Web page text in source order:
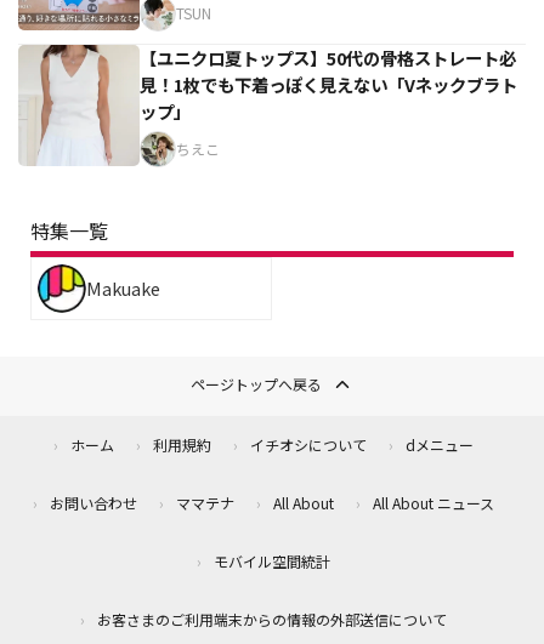
TSUN
【ユニクロ夏トップス】50代の骨格ストレート必
見！1枚でも下着っぽく見えない「Vネックブラト
ップ」
ちえこ
特集一覧
Makuake
ページトップへ戻る
ホーム 利用規約 イチオシについて dメニュー
お問い合わせ ママテナ All About All About ニュース
モバイル空間統計
お客さまのご利用端末からの情報の外部送信について